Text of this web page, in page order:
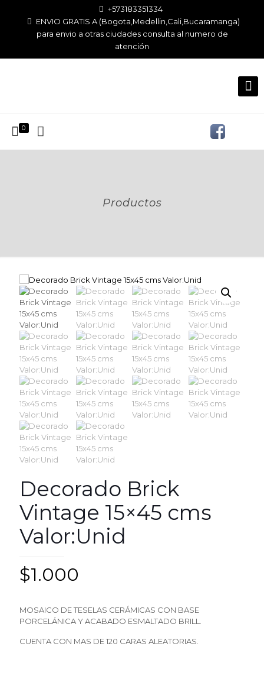
+573183351334
ENVIO GRATIS A (Bogota,Medellin,Cali,Bucaramanga)
para envio a otras ciudades consulta al numero de
atención
0
Productos
Decorado Brick
Vintage 15×45 cms
Valor:Unid
$1.000
MOSAICO DE TESELAS CERÁMICAS CON BASE
PORCELÁNICA Y ACABADO ESMALTADO BRILL.
CUENTA CON MAS DE 120 CARAS ALEATORIAS.